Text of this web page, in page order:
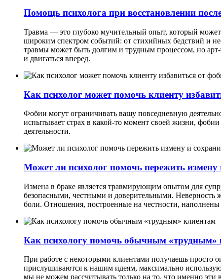
Помощь психолога при восстановлении
Травма — это глубоко мучительный опыт, который
широким спектром событий: от стихийных бедствий и
травмы может быть долгим и трудным процессом, но
и двигаться вперед.
Как психолог может помочь клиенту
Фобии могут ограничивать вашу повседневную
испытывает страх в какой-то момент своей жизни,
деятельности.
Может ли психолог помочь пережить измену
Измена в браке является травмирующим опытом для
безопасными, честными и доверительными. Неверность
боли. Отношения, построенные на честности,
Как психологу помочь обычным «трудным»
При работе с некоторыми клиентами получаешь просто
прислушиваются к нашим идеям, максимально
мы не можем рассчитывать только на то, что именно эти